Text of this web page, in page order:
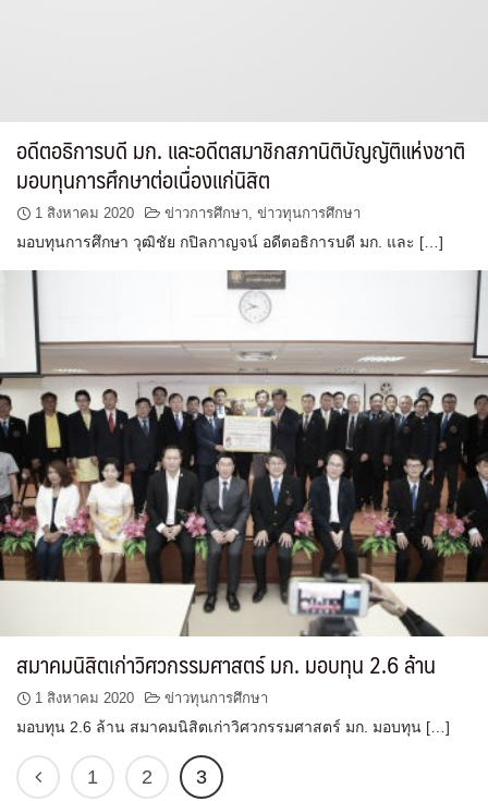
อดีตอธิการบดี มก. และอดีตสมาชิกสภานิติบัญญัติแห่งชาติ
มอบทุนการศึกษาต่อเนื่องแก่นิสิต
1 สิงหาคม 2020 ข่าวการศึกษา, ข่าวทุนการศึกษา
มอบทุนการศึกษา วุฒิชัย กปิลกาญจน์ อดีตอธิการบดี มก. และ […]
สมาคมนิสิตเก่าวิศวกรรมศาสตร์ มก. มอบทุน 2.6 ล้าน
1 สิงหาคม 2020 ข่าวทุนการศึกษา
มอบทุน 2.6 ล้าน สมาคมนิสิตเก่าวิศวกรรมศาสตร์ มก. มอบทุน […]
1 2 3